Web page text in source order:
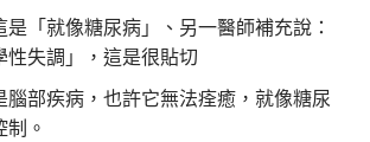
「就像糖尿病」、另一醫師補充說：
性失調」，這是很貼切
腦部疾病，也許它無法痊癒，就像糖尿
。